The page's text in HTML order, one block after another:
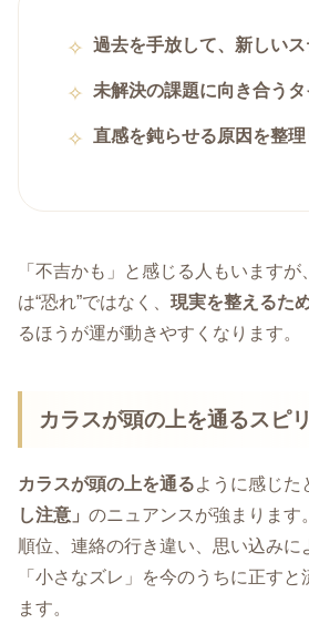
過去を手放して、新しい
未解決の課題に向き合う
直感を鈍らせる原因を整理
「不吉かも」と感じる人もいます
は“恐れ”ではなく、 現実を整えるた
るほうが運が動きやすくなります。
カラスが頭の上を通るスピ
カラスが頭の上を通るように感じた
し注意」 のニュアンスが強まります
順位、連絡の行き違い、思い込みに
「小さなズレ」を今のうちに正す
ます。